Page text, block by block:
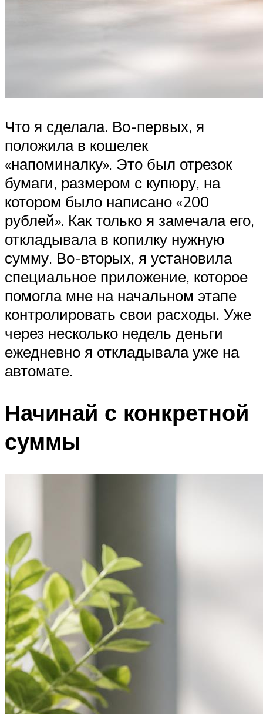
Что я сделала. Во-первых, я
положила в кошелек
«напоминалку». Это был отрезок
бумаги, размером с купюру, на
котором было написано «200
рублей». Как только я замечала его,
откладывала в копилку нужную
сумму. Во-вторых, я установила
специальное приложение, которое
помогла мне на начальном этапе
контролировать свои расходы. Уже
через несколько недель деньги
ежедневно я откладывала уже на
автомате.
Начинай с конкретной
суммы